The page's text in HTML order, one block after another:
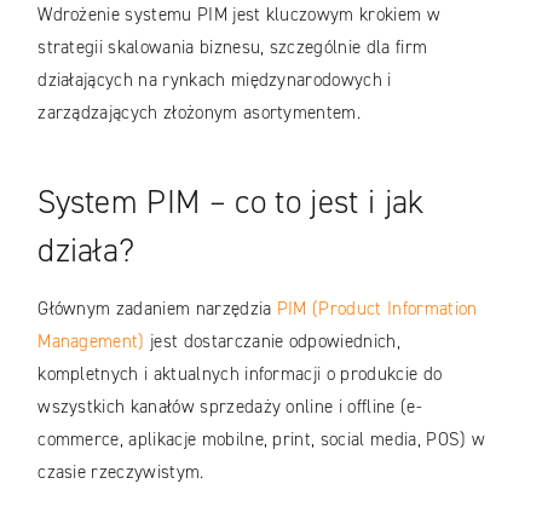
Wdrożenie systemu PIM jest kluczowym krokiem w
strategii skalowania biznesu, szczególnie dla firm
działających na rynkach międzynarodowych i
zarządzających złożonym asortymentem.
System PIM – co to jest i jak
działa?
Głównym zadaniem narzędzia PIM (Product Information
Management) jest dostarczanie odpowiednich,
kompletnych i aktualnych informacji o produkcie do
wszystkich kanałów sprzedaży online i offline (e-
commerce, aplikacje mobilne, print, social media, POS) w
czasie rzeczywistym.